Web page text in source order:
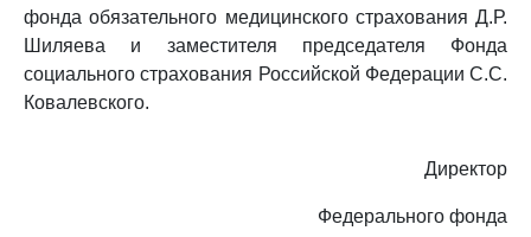
фонда обязательного медицинского страхования Д.Р.
Шиляева и заместителя председателя Фонда
социального страхования Российской Федерации С.С.
Ковалевского.
Директор
Федерального фонда